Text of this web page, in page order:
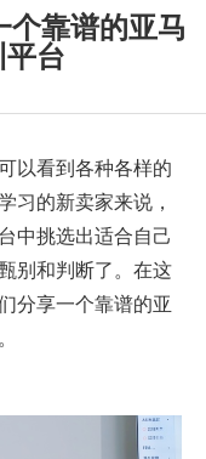
靠谱的亚马
台
以看到各种各样的
习的新卖家来说，
中挑选出适合自己
别和判断了。在这
分享一个靠谱的亚